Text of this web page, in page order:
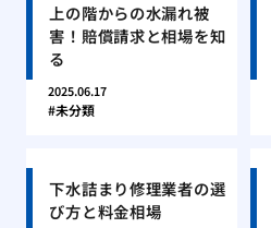
上の階からの水漏れ被
害！賠償請求と相場を知
る
2025.06.17
未分類
下水詰まり修理業者の選
び方と料金相場